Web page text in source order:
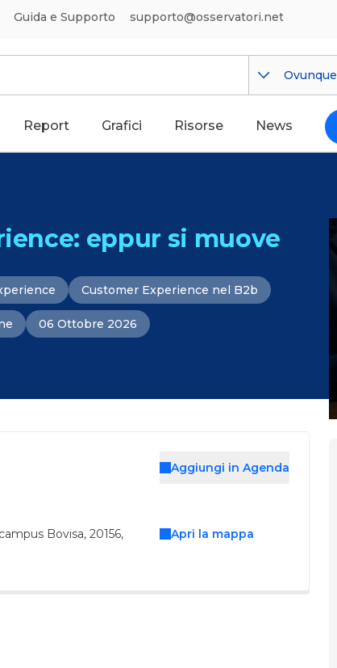
Guida e Supporto supporto@osservatori.net
Ovunque
Report Grafici Risorse News
eppur si muove
Customer Experience nel B2b
06 Ottobre 2026
Aggiungi in Agenda
Bovisa, 20156,
Apri la mappa